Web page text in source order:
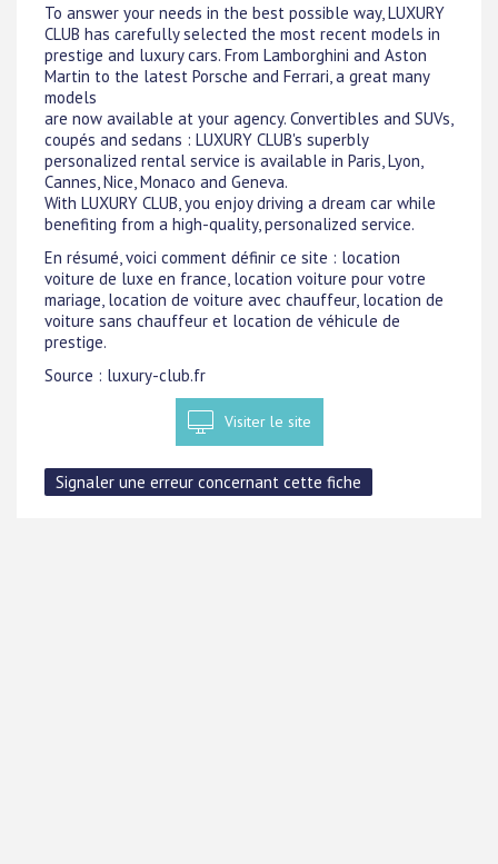
To answer your needs in the best possible way, LUXURY
CLUB has carefully selected the most recent models in
prestige and luxury cars. From Lamborghini and Aston
Martin to the latest Porsche and Ferrari, a great many
models
are now available at your agency. Convertibles and SUVs,
coupés and sedans : LUXURY CLUB's superbly
personalized rental service is available in Paris, Lyon,
Cannes, Nice, Monaco and Geneva.
With LUXURY CLUB, you enjoy driving a dream car while
benefiting from a high-quality, personalized service.
En résumé, voici comment définir ce site : location
voiture de luxe en france, location voiture pour votre
mariage, location de voiture avec chauffeur, location de
voiture sans chauffeur et location de véhicule de
prestige.
Source : luxury-club.fr
Visiter le site